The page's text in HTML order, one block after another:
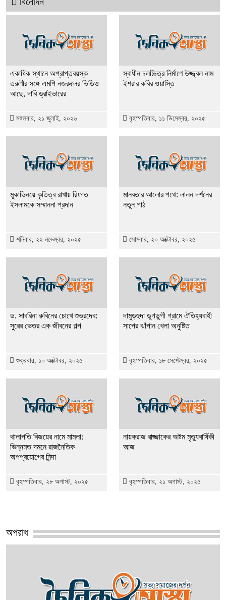
একাধিক স্থানে অপ্রাপ্তবয়স্ক
তরুণীর সঙ্গে এমপি নজরুলের ভিডিও
আছে, দাবি ড্রাইভারের
মঙ্গলবার, ২১ জুলাই, ২০২৬
স্বাধীন চলচ্চিত্র নির্মাণে উজ্জ্বল নাম
ইশরার কবির ওয়াস্তি
বৃহস্পতিবার, ১১ ডিসেম্বর, ২০২৫
মূকাভিনয়ে কৃতিত্ব রাখায় রিফাত
ইসলামকে সম্মাননা প্রদান
শনিবার, ২২ নভেম্বর, ২০২৫
মানবতার আলোর পথে: লালন দর্শনের
নতুন পাঠ
সোমবার, ২০ অক্টোবর, ২০২৫
ড. সাবরিনা রুবিনের চোখে শুভ্রদেব:
সুরের ভেতর এক জীবনের গল্প
শুক্রবার, ১০ অক্টোবর, ২০২৫
দামুড়হুদা ডুগডুগী গ্রামে ঐতিহ্যবাহী
সাপের ঝাঁপান খেলা অনুষ্টিত
বৃহস্পতিবার, ১৮ সেপ্টেম্বর, ২০২৫
থালাপতি বিজয়ের নামে মামলা:
ভিন্নমত দমনে রাজনৈতিক
অপপ্রয়োগের নিন্দা
বৃহস্পতিবার, ২৮ অগাস্ট, ২০২৫
নায়করাজ রাজ্জাকের অষ্টম মৃত্যুবার্ষিকী
আজ
বৃহস্পতিবার, ২১ অগাস্ট, ২০২৫
অপরাধ